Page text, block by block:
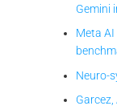
Gemini
Meta
Neuro-
Garcez,